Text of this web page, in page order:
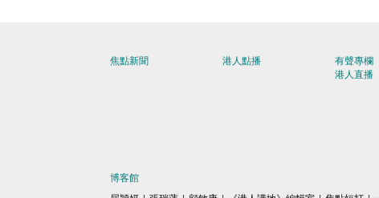
焦點新聞 港人點播
有聲專欄
港人直播
博客館